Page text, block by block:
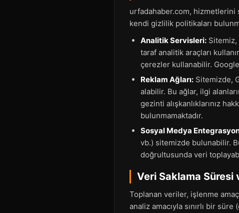
urfadahaber.com, hizmetlerini
kendi gizlilik politikaları
Analitik Servisleri:
taraf analitik araçları
çerezler kullanabilir.
Reklam Ağları: Sitemizde,
alabilir. Bu ağlar, ilgi
gezinti alışkanlıklarınız
bulunmamaktadır.
Sosyal Medya
vb.) sitemizde bulunabilir.
doğrultusunda veri
Veri Saklama Süresi
Toplanan veriler, işlenme
analiz amacıyla sınırlı bir